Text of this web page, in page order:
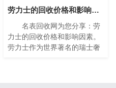
劳力士的回收价格和影响因素(影响劳力士回收价格的因素)
名表回收网为您分享：劳
力士的回收价格和影响因素。
劳力士作为世界著名的瑞士奢